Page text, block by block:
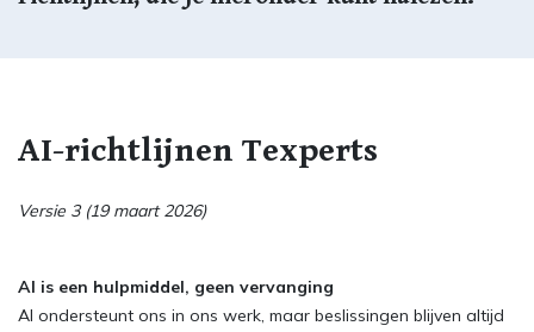
AI-richtlijnen Texperts
Versie 3 (19 maart 2026)
AI is een hulpmiddel, geen vervanging
AI ondersteunt ons in ons werk, maar beslissingen blijven altijd